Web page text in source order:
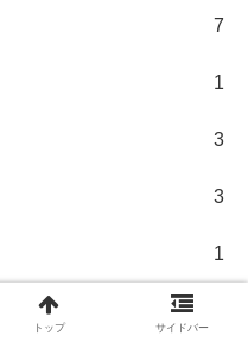
7
1
3
3
1
トップ サイドバー